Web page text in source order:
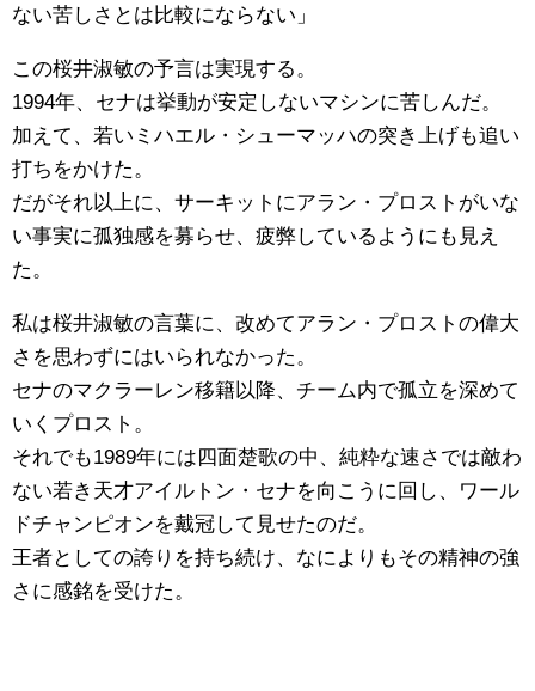
ない苦しさとは比較にならない」
この桜井淑敏の予言は実現する。
1994年、セナは挙動が安定しないマシンに苦しんだ。
加えて、若いミハエル・シューマッハの突き上げも追い
打ちをかけた。
だがそれ以上に、サーキットにアラン・プロストがいな
い事実に孤独感を募らせ、疲弊しているようにも見え
た。
私は桜井淑敏の言葉に、改めてアラン・プロストの偉大
さを思わずにはいられなかった。
セナのマクラーレン移籍以降、チーム内で孤立を深めて
いくプロスト。
それでも1989年には四面楚歌の中、純粋な速さでは敵わ
ない若き天才アイルトン・セナを向こうに回し、ワール
ドチャンピオンを戴冠して見せたのだ。
王者としての誇りを持ち続け、なによりもその精神の強
さに感銘を受けた。